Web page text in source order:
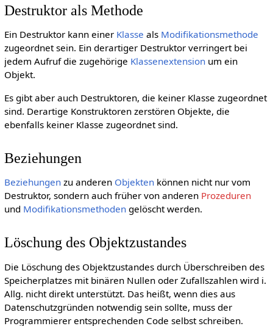
Destruktor als Methode
Ein Destruktor kann einer Klasse als Modifikationsmethode
zugeordnet sein. Ein derartiger Destruktor verringert bei
jedem Aufruf die zugehörige Klassenextensionum ein
Objekt.
Es gibt aber auch Destruktoren, die keiner Klasse zugeordnet
sind. Derartige Konstruktoren zerstören Objekte, die
ebenfalls keiner Klasse zugeordnet sind.
Beziehungen
Beziehungenzu anderen Objektenkönnen nicht nur vom
Destruktor, sondern auch früher von anderen Prozeduren
und Modifikationsmethodengelöscht werden.
Löschung des Objektzustandes
Die Löschung des Objektzustandes durch Überschreiben des
Speicherplatzes mit binären Nullen oder Zufallszahlen wird i.
Allg. nicht direkt unterstützt. Das heißt, wenn dies aus
Datenschutzgründen notwendig sein sollte, muss der
Programmierer entsprechenden Code selbst schreiben.